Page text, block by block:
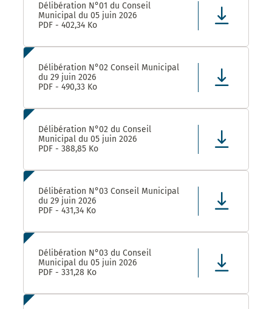
Délibération N°01 du Conseil
Municipal du 05 juin 2026
PDF - 402,34 Ko
Délibération N°02 Conseil Municipal
du 29 juin 2026
PDF - 490,33 Ko
Délibération N°02 du Conseil
Municipal du 05 juin 2026
PDF - 388,85 Ko
Délibération N°03 Conseil Municipal
du 29 juin 2026
PDF - 431,34 Ko
Délibération N°03 du Conseil
Municipal du 05 juin 2026
PDF - 331,28 Ko